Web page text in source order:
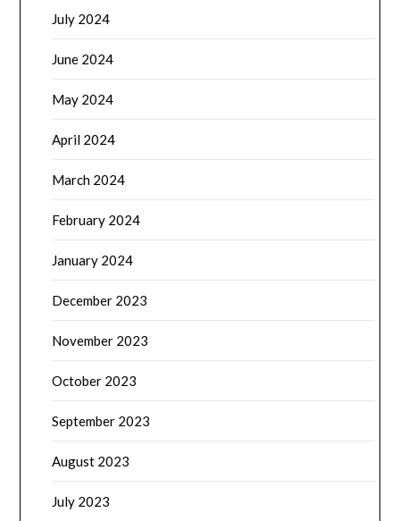
July 2024
June 2024
May 2024
April 2024
March 2024
February 2024
January 2024
December 2023
November 2023
October 2023
September 2023
August 2023
July 2023